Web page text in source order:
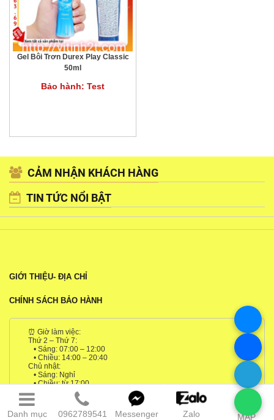
Gel Bôi Trơn Durex Play Classic
50ml
Bảo hành: Test
CẢM NHẬN KHÁCH HÀNG
TIN TỨC NỔI BẬT
GIỚI THIỆU- ĐỊA CHỈ
CHÍNH SÁCH BẢO HÀNH
⏰ Giờ làm việc:
Thứ 2 – Thứ 7:
• Sáng: 07:00 – 12:00
• Chiều: 14:00 – 20:40
Chủ nhật:
• Sáng: Nghỉ
• Chiều: từ 17:00
Danh mục 0962789541 Messenger Zalo MAP